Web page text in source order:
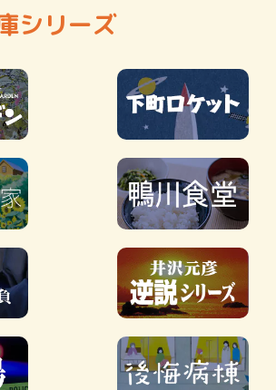
シリーズ